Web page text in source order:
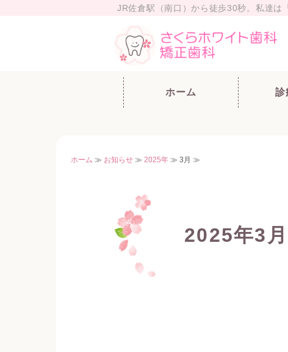
JR佐倉駅（南口）から徒歩30秒。私達は
ホーム 診
ホーム ≫ お知らせ ≫ 2025年 ≫ 3月 ≫
2025年3